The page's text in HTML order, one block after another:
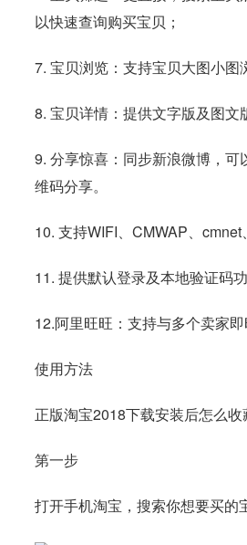
以快速查询购买宝贝；
7. 宝贝浏览：支持宝贝大图小
8. 宝贝详情：提供文字版及图
9. 分享惊喜：同步新浪微博，
维码分享。
10. 支持WIFI、CMWAP、
11. 提供默认登录及本地验证码
12.阿里旺旺：支持与多个卖家
使用方法
正版淘宝2018下载安装后怎么收
第一步
打开手机淘宝，搜索你想要买的